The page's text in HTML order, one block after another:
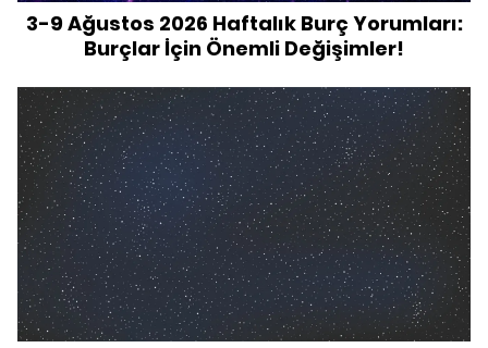
3-9 Ağustos 2026 Haftalık Burç Yorumları:
Burçlar İçin Önemli Değişimler!